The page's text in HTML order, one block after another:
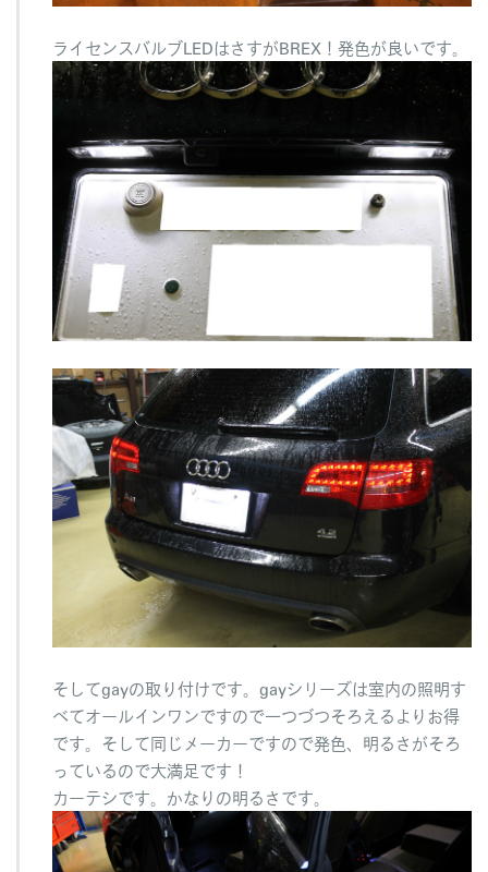
ライセンスバルブLEDはさすがBREX！発色が良いです。
そしてgayの取り付けです。gayシリーズは室内の照明す
べてオールインワンですので一つづつそろえるよりお得
です。そして同じメーカーですので発色、明るさがそろ
っているので大満足です！
カーテシです。かなりの明るさです。